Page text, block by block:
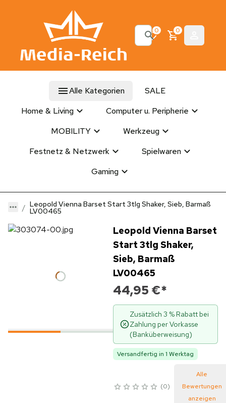
0 0
Alle Kategorien
SALE
Home & Living
Computer u. Peripherie
MOBILITY
Werkzeug
Festnetz & Netzwerk
Spielwaren
Gaming
Leopold Vienna Barset Start 3tlg Shaker, Sieb, Barmaß
LV00465
Leopold Vienna Barset
Start 3tlg Shaker,
Sieb, Barmaß
LV00465
44,95 €*
Zusätzlich 3 % Rabatt bei
Zahlung per Vorkasse
(Banküberweisung)
Versandfertig in 1 Werktag
0
Alle
Bewertungen
anzeigen